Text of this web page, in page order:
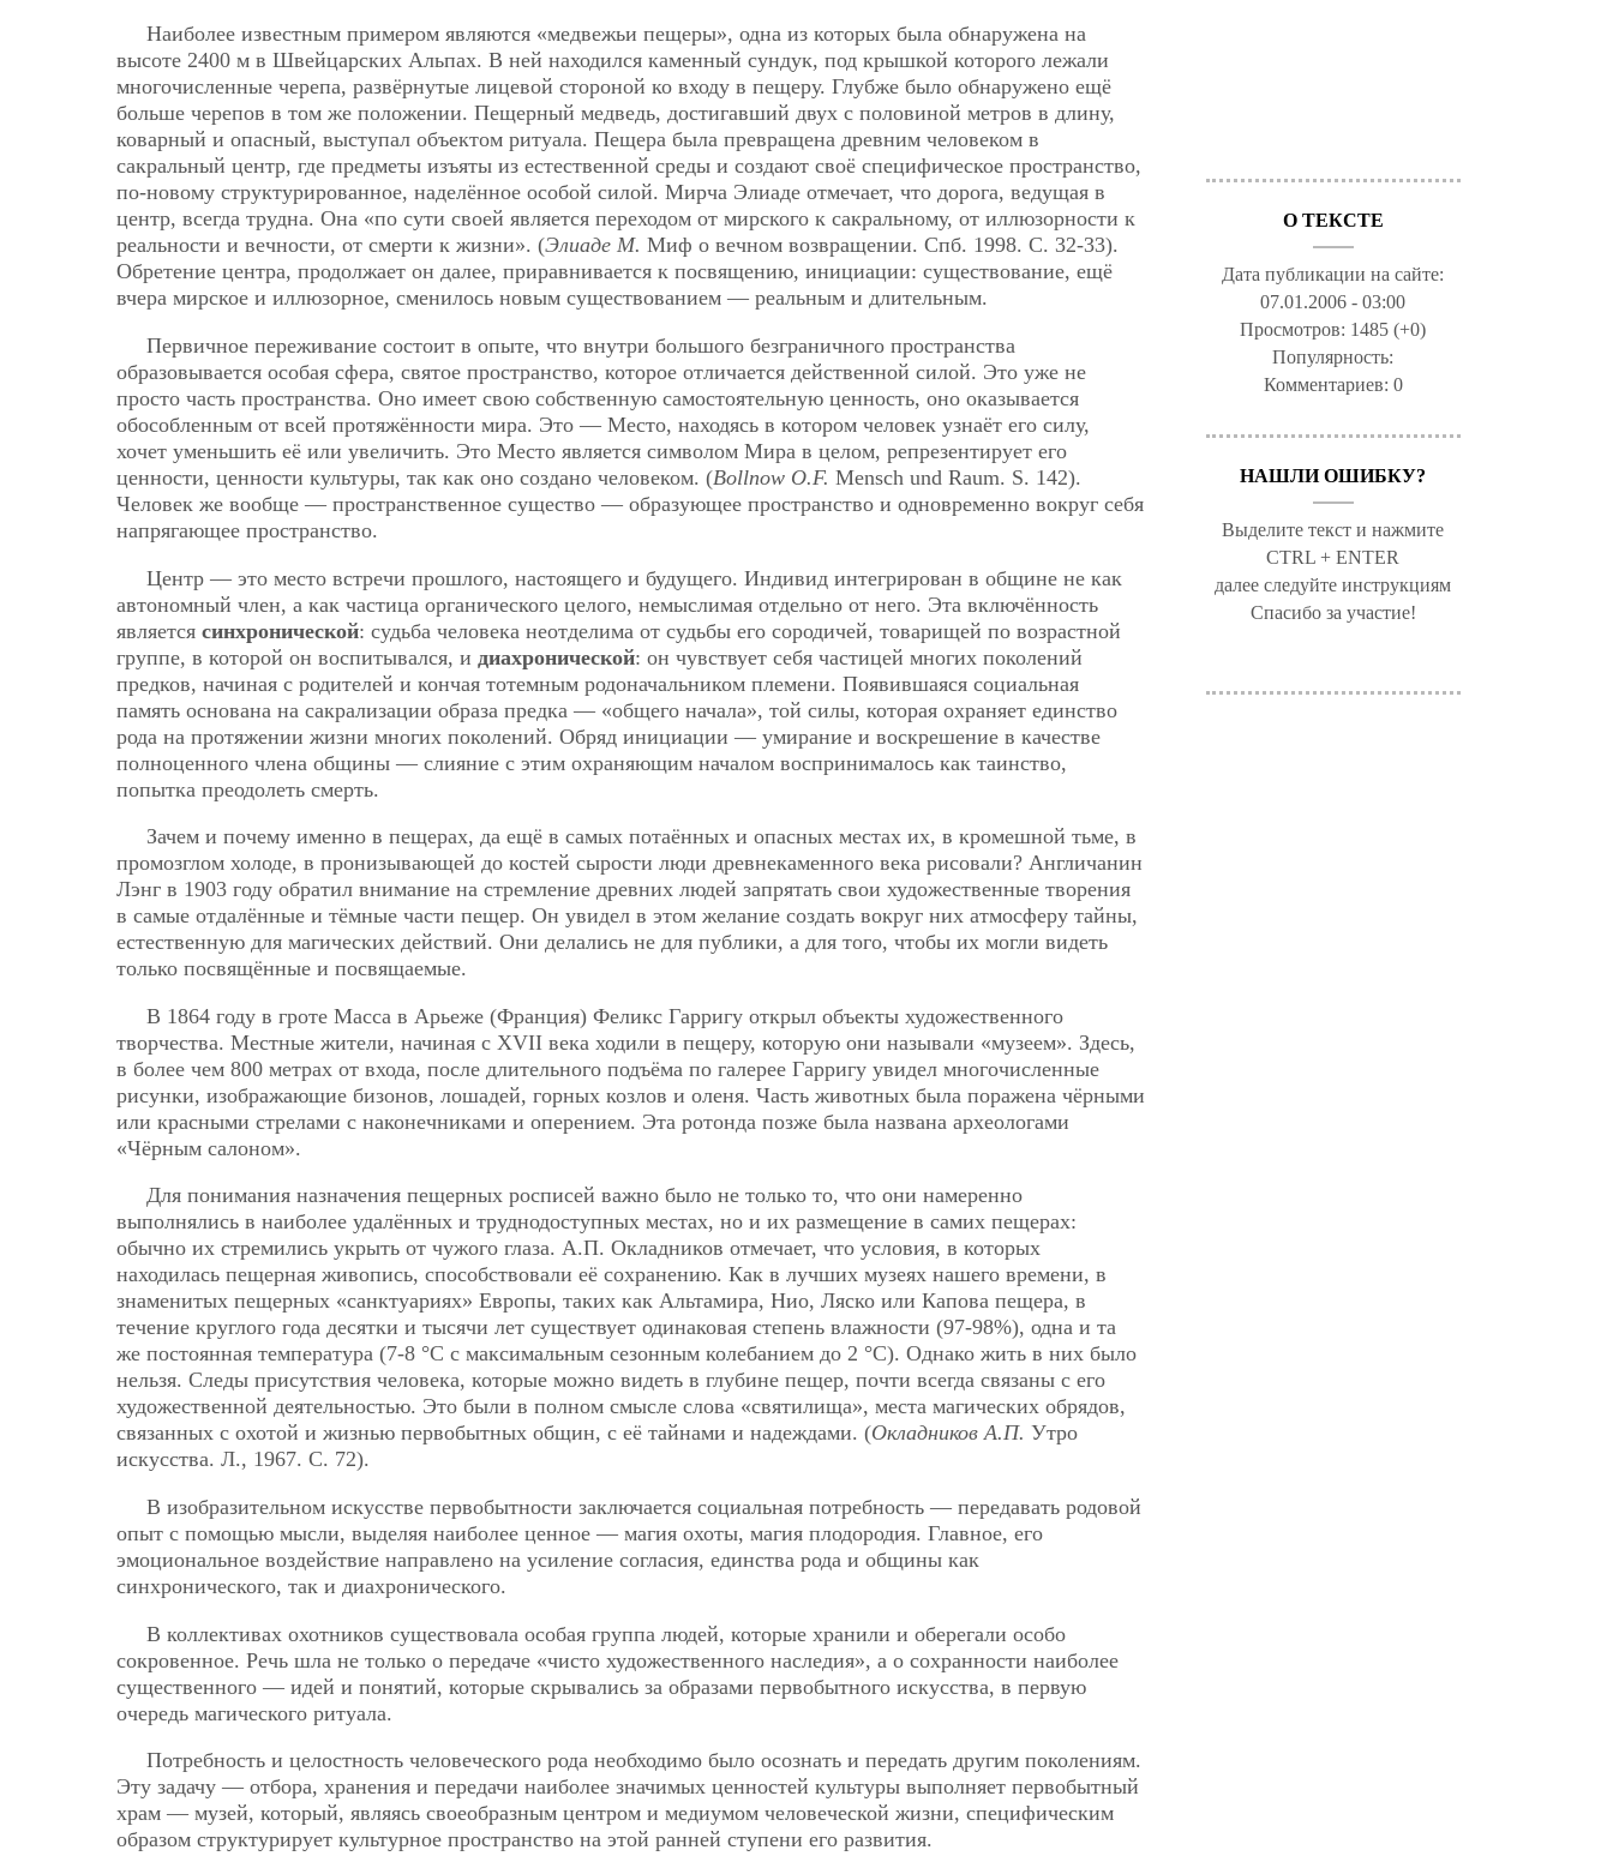
Наиболее известным примером являются «медвежьи пещеры», одна из которых была обнаружена на
высоте 2400 м в Швейцарских Альпах. В ней находился каменный сундук, под крышкой которого лежали
многочисленные черепа, развёрнутые лицевой стороной ко входу в пещеру. Глубже было обнаружено ещё
больше черепов в том же положении. Пещерный медведь, достигавший двух с половиной метров в длину,
коварный и опасный, выступал объектом ритуала. Пещера была превращена древним человеком в
сакральный центр, где предметы изъяты из естественной среды и создают своё специфическое пространство,
по-новому структурированное, наделённое особой силой. Мирча Элиаде отмечает, что дорога, ведущая в
центр, всегда трудна. Она «по сути своей является переходом от мирского к сакральному, от иллюзорности к
реальности и вечности, от смерти к жизни». (Элиаде М. Миф о вечном возвращении. Спб. 1998. С. 32-33).
Обретение центра, продолжает он далее, приравнивается к посвящению, инициации: существование, ещё
вчера мирское и иллюзорное, сменилось новым существованием — реальным и длительным.
Первичное переживание состоит в опыте, что внутри большого безграничного пространства
образовывается особая сфера, святое пространство, которое отличается действенной силой. Это уже не
просто часть пространства. Оно имеет свою собственную самостоятельную ценность, оно оказывается
обособленным от всей протяжённости мира. Это — Место, находясь в котором человек узнаёт его силу,
хочет уменьшить её или увеличить. Это Место является символом Мира в целом, репрезентирует его
ценности, ценности культуры, так как оно создано человеком. (Bollnow O.F. Mensch und Raum. S. 142).
Человек же вообще — пространственное существо — образующее пространство и одновременно вокруг себя
напрягающее пространство.
Центр — это место встречи прошлого, настоящего и будущего. Индивид интегрирован в общине не как
автономный член, а как частица органического целого, немыслимая отдельно от него. Эта включённость
является синхронической: судьба человека неотделима от судьбы его сородичей, товарищей по возрастной
группе, в которой он воспитывался, и диахронической: он чувствует себя частицей многих поколений
предков, начиная с родителей и кончая тотемным родоначальником племени. Появившаяся социальная
память основана на сакрализации образа предка — «общего начала», той силы, которая охраняет единство
рода на протяжении жизни многих поколений. Обряд инициации — умирание и воскрешение в качестве
полноценного члена общины — слияние с этим охраняющим началом воспринималось как таинство,
попытка преодолеть смерть.
Зачем и почему именно в пещерах, да ещё в самых потаённых и опасных местах их, в кромешной тьме, в
промозглом холоде, в пронизывающей до костей сырости люди древнекаменного века рисовали? Англичанин
Лэнг в 1903 году обратил внимание на стремление древних людей запрятать свои художественные творения
в самые отдалённые и тёмные части пещер. Он увидел в этом желание создать вокруг них атмосферу тайны,
естественную для магических действий. Они делались не для публики, а для того, чтобы их могли видеть
только посвящённые и посвящаемые.
В 1864 году в гроте Масса в Арьеже (Франция) Феликс Гарригу открыл объекты художественного
творчества. Местные жители, начиная с XVII века ходили в пещеру, которую они называли «музеем». Здесь,
в более чем 800 метрах от входа, после длительного подъёма по галерее Гарригу увидел многочисленные
рисунки, изображающие бизонов, лошадей, горных козлов и оленя. Часть животных была поражена чёрными
или красными стрелами с наконечниками и оперением. Эта ротонда позже была названа археологами
«Чёрным салоном».
Для понимания назначения пещерных росписей важно было не только то, что они намеренно
выполнялись в наиболее удалённых и труднодоступных местах, но и их размещение в самих пещерах:
обычно их стремились укрыть от чужого глаза. А.П. Окладников отмечает, что условия, в которых
находилась пещерная живопись, способствовали её сохранению. Как в лучших музеях нашего времени, в
знаменитых пещерных «санктуариях» Европы, таких как Альтамира, Нио, Ляско или Капова пещера, в
течение круглого года десятки и тысячи лет существует одинаковая степень влажности (97-98%), одна и та
же постоянная температура (7-8 °С с максимальным сезонным колебанием до 2 °С). Однако жить в них было
нельзя. Следы присутствия человека, которые можно видеть в глубине пещер, почти всегда связаны с его
художественной деятельностью. Это были в полном смысле слова «святилища», места магических обрядов,
связанных с охотой и жизнью первобытных общин, с её тайнами и надеждами. (Окладников А.П. Утро
искусства. Л., 1967. С. 72).
В изобразительном искусстве первобытности заключается социальная потребность — передавать родовой
опыт с помощью мысли, выделяя наиболее ценное — магия охоты, магия плодородия. Главное, его
эмоциональное воздействие направлено на усиление согласия, единства рода и общины как
синхронического, так и диахронического.
В коллективах охотников существовала особая группа людей, которые хранили и оберегали особо
сокровенное. Речь шла не только о передаче «чисто художественного наследия», а о сохранности наиболее
существенного — идей и понятий, которые скрывались за образами первобытного искусства, в первую
очередь магического ритуала.
Потребность и целостность человеческого рода необходимо было осознать и передать другим поколениям.
Эту задачу — отбора, хранения и передачи наиболее значимых ценностей культуры выполняет первобытный
храм — музей, который, являясь своеобразным центром и медиумом человеческой жизни, специфическим
образом структурирует культурное пространство на этой ранней ступени его развития.
О ТЕКСТЕ
Дата публикации на сайте:
07.01.2006 - 03:00
Просмотров: 1485 (+0)
Популярность:
Комментариев: 0
НАШЛИ ОШИБКУ?
Выделите текст и нажмите
CTRL + ENTER
далее следуйте инструкциям
Спасибо за участие!